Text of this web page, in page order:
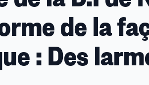
de la
: Des